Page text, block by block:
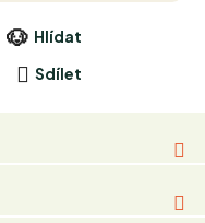
Hlídat
Sdílet